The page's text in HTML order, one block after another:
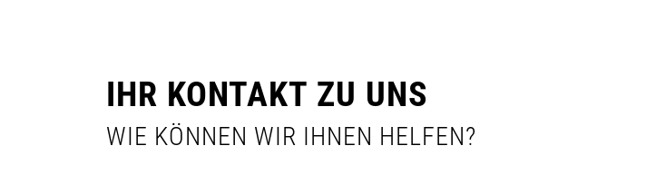
IHR KONTAKT ZU UNS
WIE KÖNNEN WIR IHNEN HELFEN?